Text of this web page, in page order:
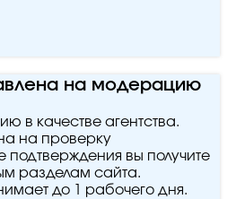
на модерацию
в качестве агентства.
на проверку
вы получите
разделам сайта.
до 1 рабочего дня.